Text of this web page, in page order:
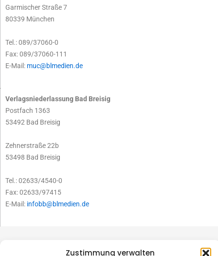
Zustimmung verwalten
Garmischer Straße 7
80339 München
Tel.: 089/37060-0
Fax: 089/37060-111
E-Mail: muc@blmedien.de
Verlagsniederlassung Bad Breisig
Postfach 1363
53492 Bad Breisig
Zehnerstraße 22b
53498 Bad Breisig
Tel.: 02633/4540-0
Fax: 02633/97415
E-Mail: infobb@blmedien.de